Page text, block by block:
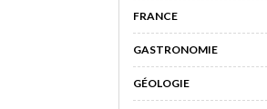
FRANCE
GASTRONOMIE
GÉOLOGIE